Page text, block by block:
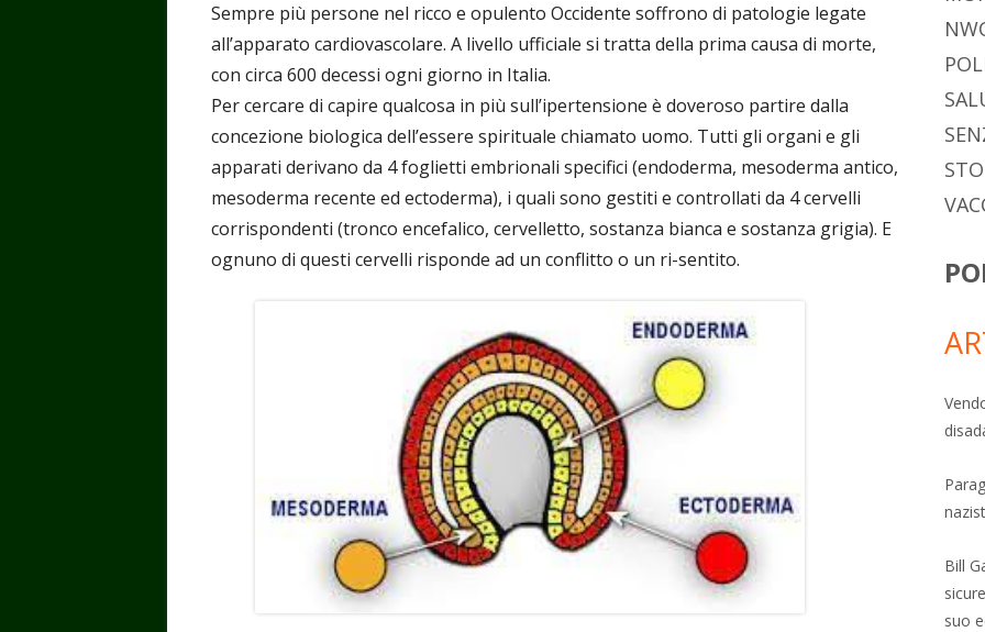
Sempre più persone nel ricco e opulento Occidente soffrono di patologie legate
all’apparato cardiovascolare. A livello ufficiale si tratta della prima causa di morte,
con circa 600 decessi ogni giorno in Italia.
Per cercare di capire qualcosa in più sull’ipertensione è doveroso partire dalla
concezione biologica dell’essere spirituale chiamato uomo. Tutti gli organi e gli
apparati derivano da 4 foglietti embrionali specifici (endoderma, mesoderma antico,
mesoderma recente ed ectoderma), i quali sono gestiti e controllati da 4 cervelli
corrispondenti (tronco encefalico, cervelletto, sostanza bianca e sostanza grigia). E
ognuno di questi cervelli risponde ad un conflitto o un ri-sentito.
Bill
suo